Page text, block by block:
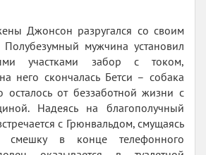
Джонсон разругался со своим
мужчина установил
участками забор с током,
него скончалась Бетси – собака
осталось от беззаботной жизни с
Надеясь на благополучный
с Грюнвальдом, смущаясь
смешку в конце телефонного